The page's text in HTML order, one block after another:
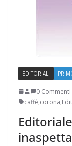
EDITORIALI
0 Commenti
caffè,corona,